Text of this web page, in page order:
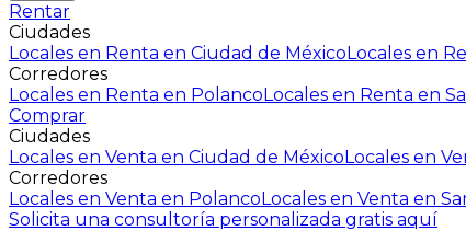
Rentar
Ciudades
Locales en Renta en Ciudad de MéxicoLocales en
Corredores
Locales en Renta en PolancoLocales en Renta en
Comprar
Ciudades
Locales en Venta en Ciudad de MéxicoLocales en
Corredores
Locales en Venta en PolancoLocales en Venta en
Solicita una consultoría personalizada gratis aquí